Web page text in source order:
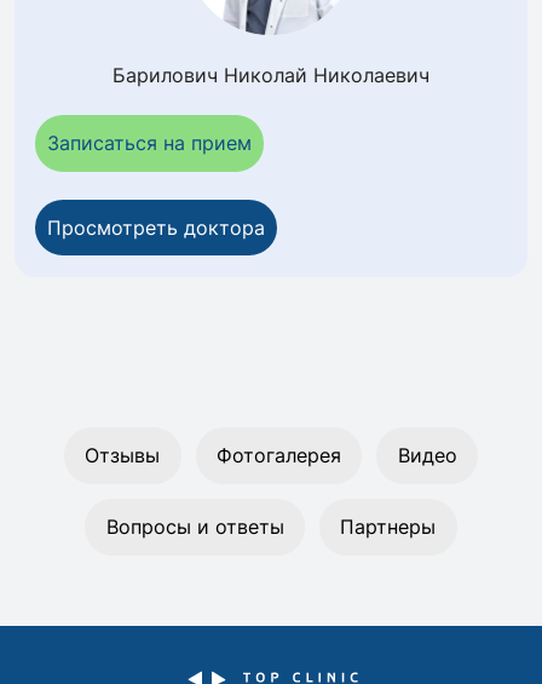
Барилович Николай Николаевич
Записаться на прием
Просмотреть доктора
Отзывы Фотогалерея Видео
Вопросы и ответы Партнеры